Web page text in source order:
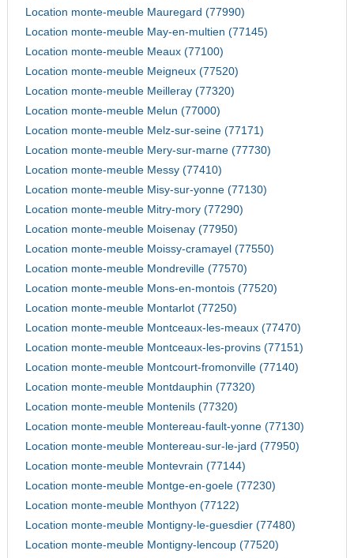
Location monte-meuble Mauregard (77990)
Location monte-meuble May-en-multien (77145)
Location monte-meuble Meaux (77100)
Location monte-meuble Meigneux (77520)
Location monte-meuble Meilleray (77320)
Location monte-meuble Melun (77000)
Location monte-meuble Melz-sur-seine (77171)
Location monte-meuble Mery-sur-marne (77730)
Location monte-meuble Messy (77410)
Location monte-meuble Misy-sur-yonne (77130)
Location monte-meuble Mitry-mory (77290)
Location monte-meuble Moisenay (77950)
Location monte-meuble Moissy-cramayel (77550)
Location monte-meuble Mondreville (77570)
Location monte-meuble Mons-en-montois (77520)
Location monte-meuble Montarlot (77250)
Location monte-meuble Montceaux-les-meaux (77470)
Location monte-meuble Montceaux-les-provins (77151)
Location monte-meuble Montcourt-fromonville (77140)
Location monte-meuble Montdauphin (77320)
Location monte-meuble Montenils (77320)
Location monte-meuble Montereau-fault-yonne (77130)
Location monte-meuble Montereau-sur-le-jard (77950)
Location monte-meuble Montevrain (77144)
Location monte-meuble Montge-en-goele (77230)
Location monte-meuble Monthyon (77122)
Location monte-meuble Montigny-le-guesdier (77480)
Location monte-meuble Montigny-lencoup (77520)